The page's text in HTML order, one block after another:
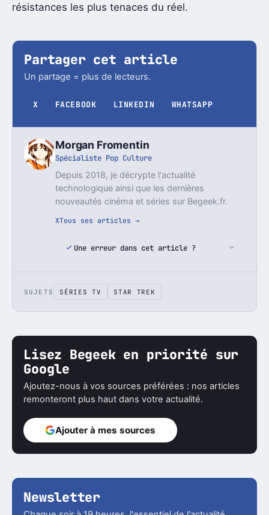
résistances les plus tenaces du réel.
Partager cet article
Un partage = plus de lecteurs.
X FACEBOOK LINKEDIN WHATSAPP
Morgan Fromentin
Spécialiste Pop Culture
Depuis 2018, je décrypte l'actualité
technologique ainsi que les dernières
nouveautés cinéma et séries sur Begeek.fr.
XTous ses articles →
Une erreur dans cet article ?
SUJETS SÉRIES TV STAR TREK
Lisez Begeek en priorité sur
Google
Ajoutez-nous à vos sources préférées : nos articles
remonteront plus haut dans votre actualité.
Ajouter à mes sources
Newsletter